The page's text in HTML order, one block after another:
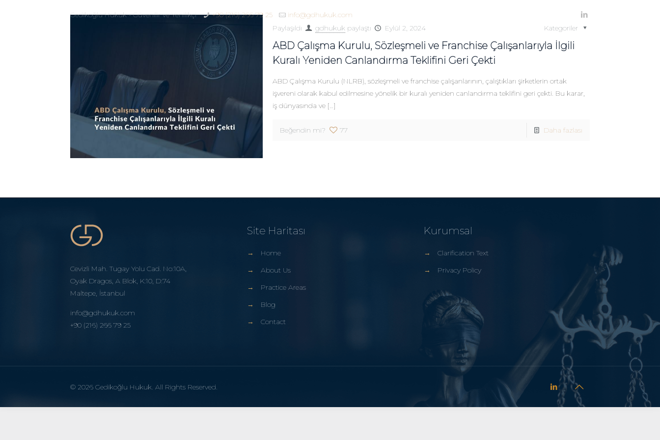
Gedikoğlu Hukuk - Güvenilir ve Yenilikçi +90 (216) 266 79 25
info@gdhukuk.com
Paylaşıldı
gdhukuk paylaştı Eylül 2, 2024 Kategoriler
ABD Çalışma Kurulu, Sözleşmeli ve Franchise Çalışanlarıyla İlgili
Kuralı Yeniden Canlandırma Teklifini Geri Çekti
ABD Çalışma Kurulu (NLRB), sözleşmeli ve franchise çalışanlarının, çalıştıkları şirketlerin ortak
işvereni olarak kabul edilmesine yönelik bir kuralı yeniden canlandırma teklifini geri çekti. Bu karar,
iş dünyasında ve[…]
Beğendin mi? 77 Daha fazlası
Cevizli Mah. Tugay Yolu Cad. No:10A,
Oyak Dragos, A Blok, K:10, D:74
Maltepe, İstanbul
info@gdhukuk.com
+90 (216) 266 79 25
Site Haritası
→
Home
→
About Us
→
Practice Areas
→
Blog
→
Contact
Kurumsal
→
Clarification Text
→
Privacy Policy
© 2026 Gedikoğlu Hukuk. All Rights Reserved.